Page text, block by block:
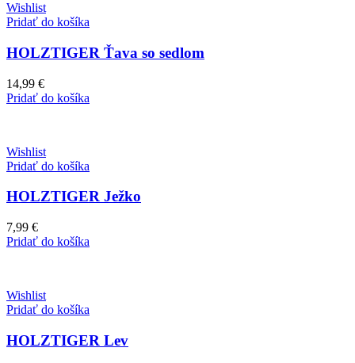
Wishlist
Pridať do košíka
HOLZTIGER Ťava so sedlom
14,99 €
Pridať do košíka
Wishlist
Pridať do košíka
HOLZTIGER Ježko
7,99 €
Pridať do košíka
Wishlist
Pridať do košíka
HOLZTIGER Lev